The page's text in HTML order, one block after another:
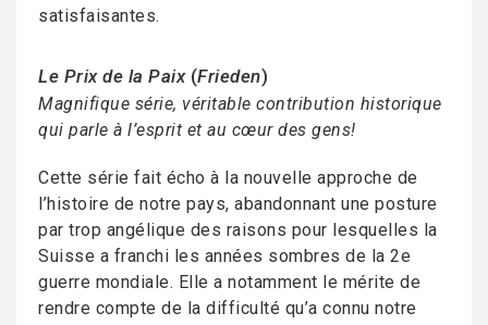
satisfaisantes.
Le Prix de la Paix(Frieden)
Magnifique série, véritable contribution historique
qui parle à l’esprit et au cœur des gens!
Cette série fait écho à la nouvelle approche de
l’histoire de notre pays, abandonnant une posture
par trop angélique des raisons pour lesquelles la
Suisse a franchi les années sombres de la 2e
guerre mondiale. Elle a notamment le mérite de
rendre compte de la difficulté qu’a connu notre